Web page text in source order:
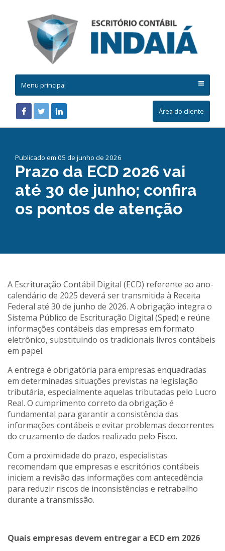
Menu principal
Área do cliente
Publicado em 05 de junho de 2026
Prazo da ECD 2026 vai
até 30 de junho; confira
os pontos de atenção
A Escrituração Contábil Digital (ECD) referente ao ano-
calendário de 2025 deverá ser transmitida à Receita
Federal até 30 de junho de 2026. A obrigação integra o
Sistema Público de Escrituração Digital (Sped) e reúne
informações contábeis das empresas em formato
eletrônico, substituindo os tradicionais livros contábeis
em papel.
A entrega é obrigatória para empresas enquadradas
em determinadas situações previstas na legislação
tributária, especialmente aquelas tributadas pelo Lucro
Real. O cumprimento correto da obrigação é
fundamental para garantir a consistência das
informações contábeis e evitar problemas decorrentes
do cruzamento de dados realizado pelo Fisco.
Com a proximidade do prazo, especialistas
recomendam que empresas e escritórios contábeis
iniciem a revisão das informações com antecedência
para reduzir riscos de inconsistências e retrabalho
durante a transmissão.
Quais empresas devem entregar a ECD em 2026